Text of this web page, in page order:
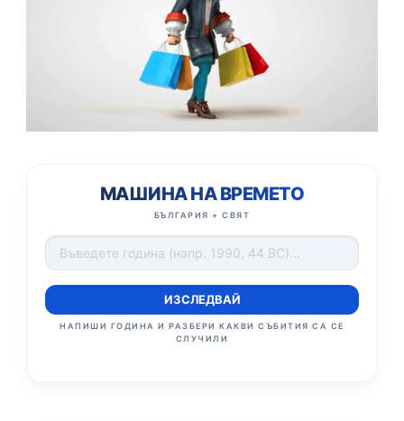
МАШИНА НА ВРЕМЕТО
БЪЛГАРИЯ + СВЯТ
ИЗСЛЕДВАЙ
НАПИШИ ГОДИНА И РАЗБЕРИ КАКВИ СЪБИТИЯ СА СЕ
СЛУЧИЛИ